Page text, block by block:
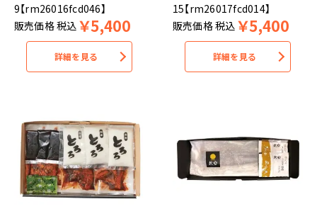
9【rm26016fcd046】
販売価格税込 ￥5,400
詳細を見る
15【rm26017fcd014】
販売価格税込 ￥5,400
詳細を見る